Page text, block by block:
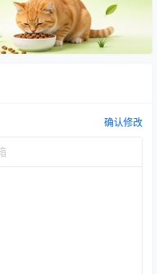
确认修改